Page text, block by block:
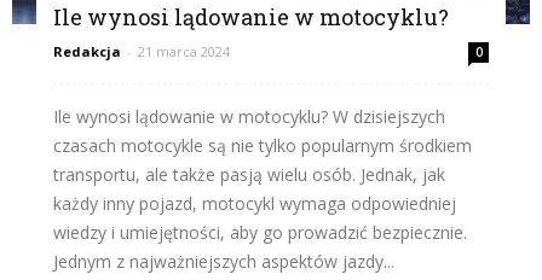
Ile wynosi lądowanie w motocyklu?
Redakcja - 21 marca 2024 0
Ile wynosi lądowanie w motocyklu? W dzisiejszych
czasach motocykle są nie tylko popularnym środkiem
transportu, ale także pasją wielu osób. Jednak, jak
każdy inny pojazd, motocykl wymaga odpowiedniej
wiedzy i umiejętności, aby go prowadzić bezpiecznie.
Jednym z najważniejszych aspektów jazdy...